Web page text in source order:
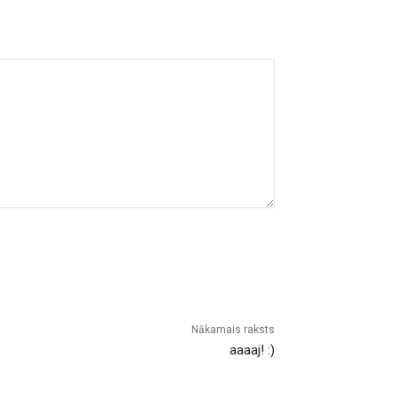
Nākamais raksts
aaaaj! :)